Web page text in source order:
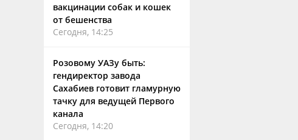
вакцинации собак и кошек
от бешенства
Сегодня, 14:25
Розовому УАЗу быть:
гендиректор завода
Сахабиев готовит гламурную
тачку для ведущей Первого
канала
Сегодня, 14:20